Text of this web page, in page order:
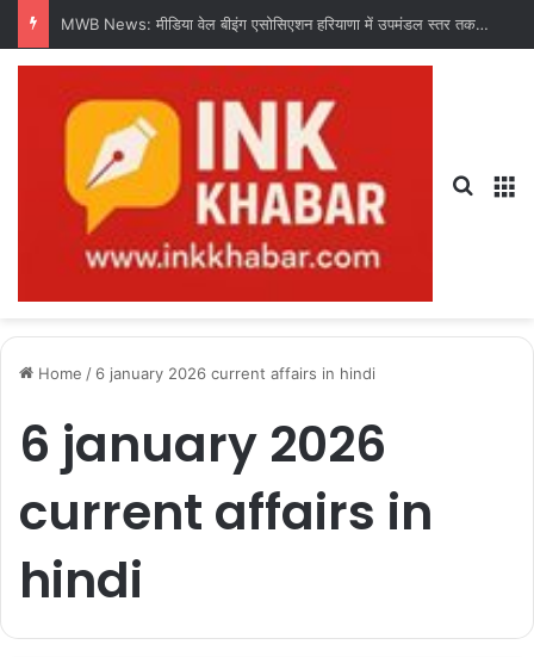
MWB News: मीडिया वेल बीइंग एसोसिएशन हरियाणा में उपमंडल स्तर तक संगठन का करेगी विस्तार : चंद्र शेखर धरणी
Home / 6 january 2026 current affairs in hindi
6 january 2026
current affairs in
hindi